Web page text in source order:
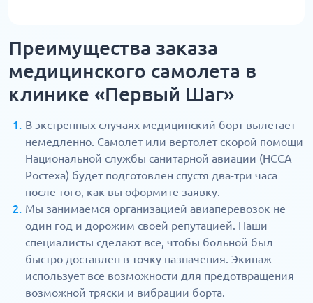
Преимущества заказа
медицинского самолета в
клинике «Первый Шаг»
В экстренных случаях медицинский борт вылетает
немедленно. Самолет или вертолет скорой помощи
Национальной службы санитарной авиации (НССА
Ростеха) будет подготовлен спустя два-три часа
после того, как вы оформите заявку.
Мы занимаемся организацией авиаперевозок не
один год и дорожим своей репутацией. Наши
специалисты сделают все, чтобы больной был
быстро доставлен в точку назначения. Экипаж
использует все возможности для предотвращения
возможной тряски и вибрации борта.